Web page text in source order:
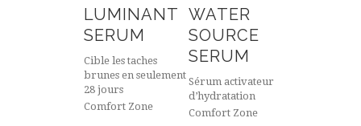
LUMINANT
SERUM
Cible les taches
brunes en seulement
28 jours
Comfort Zone
WATER
SOURCE
SERUM
Sérum activateur
d’hydratation
Comfort Zone